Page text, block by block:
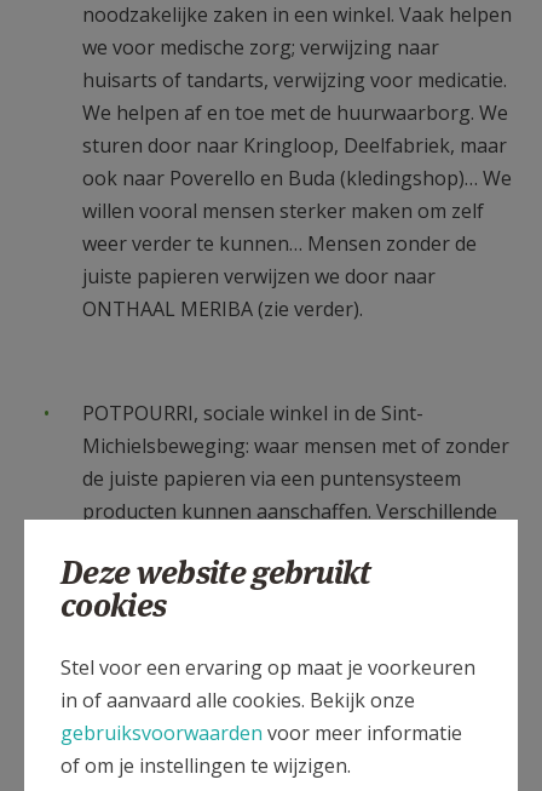
noodzakelijke zaken in een winkel. Vaak helpen
we voor medische zorg; verwijzing naar
huisarts of tandarts, verwijzing voor medicatie.
We helpen af en toe met de huurwaarborg. We
sturen door naar Kringloop, Deelfabriek, maar
ook naar Poverello en Buda (kledingshop)… We
willen vooral mensen sterker maken om zelf
weer verder te kunnen… Mensen zonder de
juiste papieren verwijzen we door naar
ONTHAAL MERIBA (zie verder).
POTPOURRI, sociale winkel in de Sint-
Michielsbeweging: waar mensen met of zonder
de juiste papieren via een puntensysteem
producten kunnen aanschaffen. Verschillende
Bolster, De Korf, Meriba kunnen mensen
doorverwijzen en de nodige ‘punten’ geven,
nodig hebben. Vooral jongeren vanuit de Sint-
Michielsbeweging helpen deze winkel uit te
baten. Mensen zonder juiste papieren blijven
welkom in de winkel, maar de begeleiding
Deze website gebruikt
cookies
Stel voor een ervaring op maat je voorkeuren
in of aanvaard alle cookies. Bekijk onze
gebruiksvoorwaarden voor meer informatie
of om je instellingen te wijzigen.